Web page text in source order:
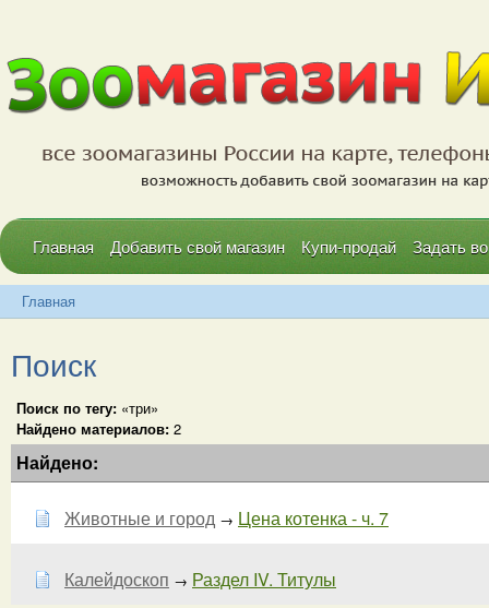
Главная Добавить свой магазин Купи-продай Задать
Главная
Поиск
Поиск по тегу: «три»
Найдено материалов: 2
Найдено:
Животные и город → Цена котенка - ч. 7
Калейдоскоп → Раздел IV. Титулы